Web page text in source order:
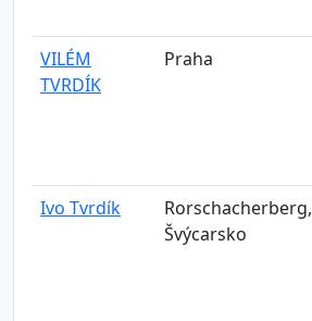
VILÉM
TVRDÍK
Praha
Ivo Tvrdík
Rorschacherberg,
Švýcarsko